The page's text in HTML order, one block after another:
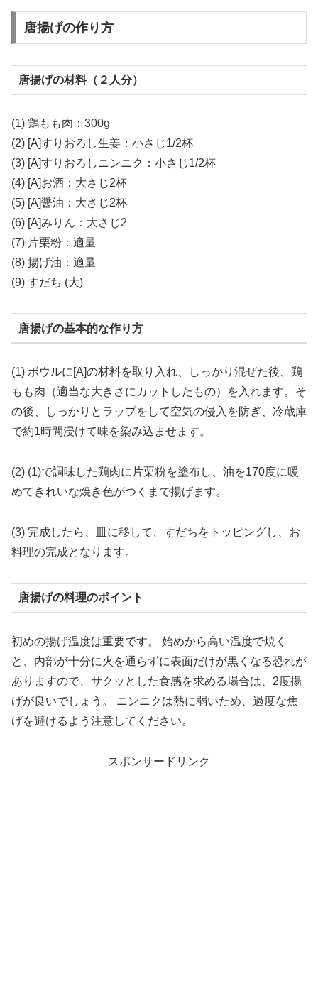
唐揚げの作り方
唐揚げの材料（２人分）
(1) 鶏もも肉： 300g
(2) [A]すりおろし生姜： 小さじ1/2杯
(3) [A]すりおろしニンニク： 小さじ1/2杯
(4) [A]お酒： 大さじ2杯
(5) [A]醤油： 大さじ2杯
(6) [A]みりん： 大さじ2
(7) 片栗粉： 適量
(8) 揚げ油： 適量
(9) すだち (大)
唐揚げの基本的な作り方
(1) ボウルに[A]の材料を取り入れ、しっかり混ぜた後、鶏
もも肉（適当な大きさにカットしたもの）を入れます。そ
の後、しっかりとラップをして空気の侵入を防ぎ、冷蔵庫
で約1時間浸けて味を染み込ませます。
(2) (1)で調味した鶏肉に片栗粉を塗布し、油を170度に暖
めてきれいな焼き色がつくまで揚げます。
(3) 完成したら、皿に移して、すだちをトッピングし、お
料理の完成となります。
唐揚げの料理のポイント
初めの揚げ温度は重要です。 始めから高い温度で焼く
と、内部が十分に火を通らずに表面だけが黒くなる恐れが
ありますので、サクッとした食感を求める場合は、2度揚
げが良いでしょう。 ニンニクは熱に弱いため、過度な焦
げを避けるよう注意してください。
スポンサードリンク